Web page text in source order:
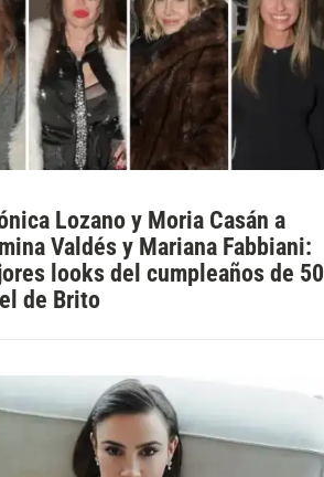
Lozano y Moria Casán a
Valdés y Mariana Fabbiani:
looks del cumpleaños de 50
de Brito